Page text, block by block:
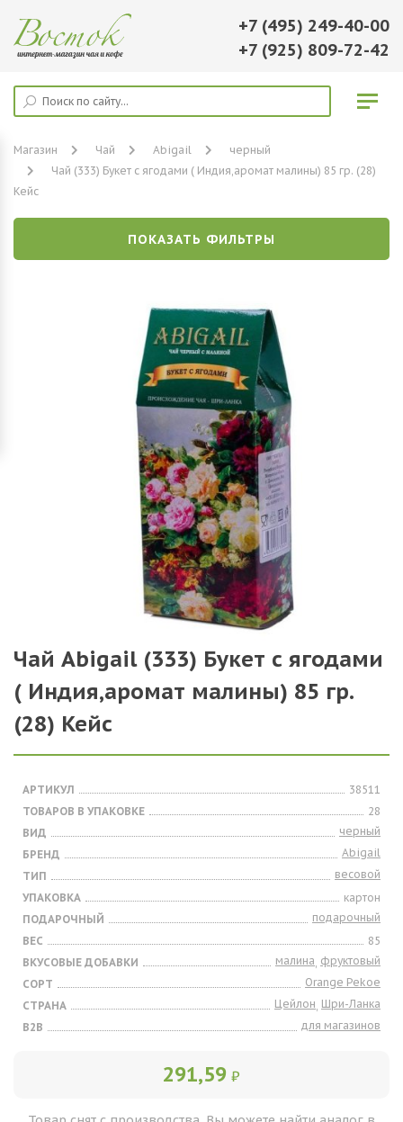
+7 (495) 249-40-00
+7 (925) 809-72-42
Магазин Чай Abigail
черный
Чай (333) Букет с ягодами ( Индия,аромат малины) 85 гр. (28)
Кейс
ПОКАЗАТЬ ФИЛЬТРЫ
Чай Abigail (333) Букет с ягодами
( Индия,аромат малины) 85 гр.
(28) Кейс
АРТИКУЛ
38511
ТОВАРОВ В УПАКОВКЕ
28
ВИД
черный
БРЕНД
Abigail
ТИП
весовой
УПАКОВКА
картон
ПОДАРОЧНЫЙ
подарочный
ВЕС
85
ВКУСОВЫЕ ДОБАВКИ
малина, фруктовый
СОРТ
Orange Pekoe
СТРАНА
Цейлон, Шри-Ланка
B2B
для магазинов
291,59 ₽